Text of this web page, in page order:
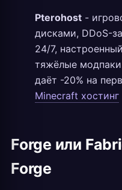
Pterohost -
дисками, DDoS-
24/7,
тяжёлые
даёт -20% на
Minecraft хостинг
Forge или
Forge